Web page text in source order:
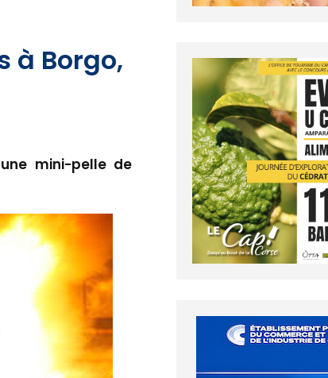
à Borgo,
mini-pelle de